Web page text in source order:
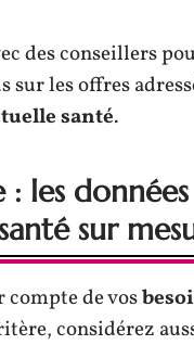
des conseillers
les offres
santé.
: les
sur
de vos
considérez